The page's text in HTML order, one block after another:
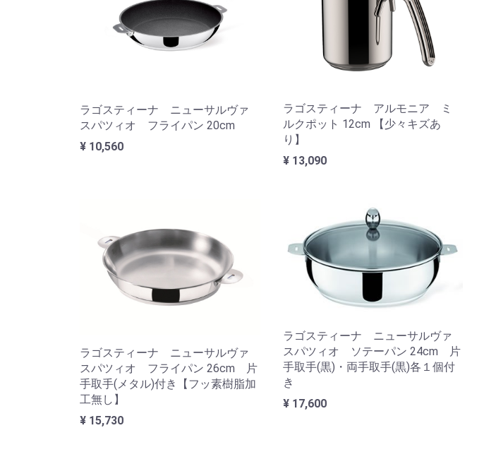
ラゴスティーナ ニューサルヴァ
スパツィオ フライパン 20cm
¥ 10,560
ラゴスティーナ アルモニア ミ
ルクポット 12cm 【少々キズあ
り】
¥ 13,090
ラゴスティーナ ニューサルヴァ
スパツィオ フライパン 26cm 片
手取手(メタル)付き【フッ素樹脂加
工無し】
¥ 15,730
ラゴスティーナ ニューサルヴァ
スパツィオ ソテーパン 24cm 片
手取手(黒)・両手取手(黒)各１個付
き
¥ 17,600